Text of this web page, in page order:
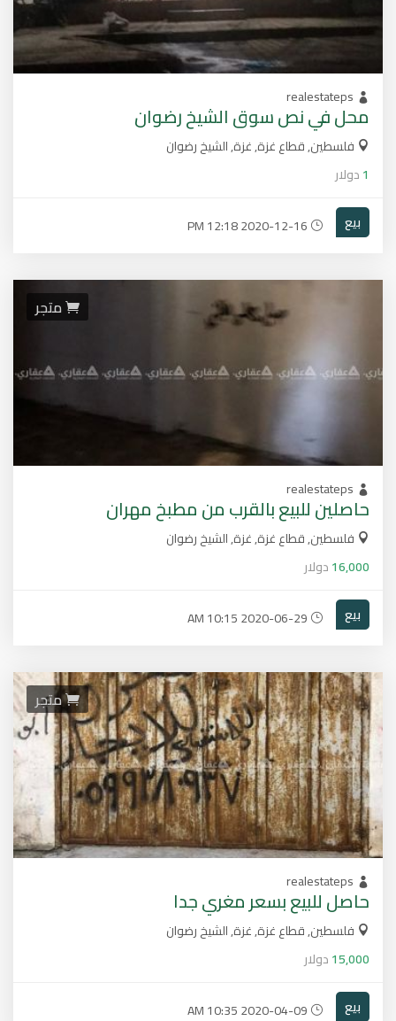
realestateps
محل في نص سوق الشيخ رضوان
فلسطين, قطاع غزة, غزة, الشيخ رضوان
1دولار
بيع
متجر
realestateps
حاصلين للبيع بالقرب من مطبخ مهران
فلسطين, قطاع غزة, غزة, الشيخ رضوان
16,000دولار
بيع
متجر
realestateps
حاصل للبيع بسعر مغري جدا
فلسطين, قطاع غزة, غزة, الشيخ رضوان
15,000دولار
بيع